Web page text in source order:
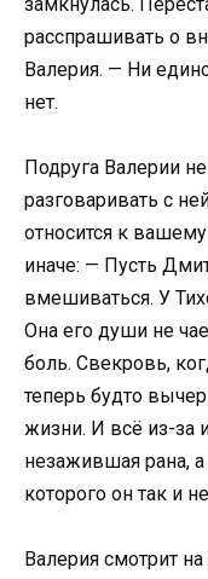
расспрашивать о
Валерия. — Ни
нет.
Подруга Валерии
разговаривать с
относится к
иначе: — Пусть
вмешиваться. У
Она его души не
боль. Свекровь,
теперь будто
жизни. И всё из-за
незажившая рана,
которого он так и
Валерия смотрит